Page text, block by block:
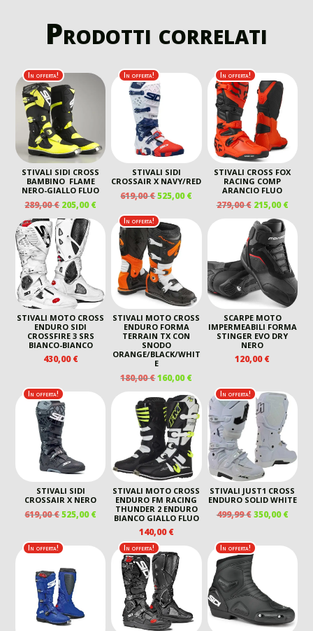
Prodotti correlati
In offerta!
STIVALI SIDI CROSS
BAMBINO FLAME
NERO-GIALLO FLUO
289,00€ IL
PREZZO
ORIGINALE
ERA:
289,00 €.
205,00€IL
PREZZO
ATTUALE
205,00 €.
In offerta!
STIVALI SIDI
CROSSAIR X NAVY/RED
619,00€IL
ORIGINALE
ERA:
619,00 €.
525,00€IL
PREZZO
ATTUALE
In offerta!
STIVALI CROSS FOX
RACING COMP
ARANCIO FLUO
279,00€ IL
PREZZO
ORIGINALE
ERA:
279,00 €.
215,00€IL
STIVALI MOTO CROSS
ENDURO SIDI
CROSSFIRE 3 SRS
BIANCO-BIANCO
430,00€
In offerta!
STIVALI MOTO CROSS
ENDURO FORMA
TERRAIN TX CON
SNODO
ORANGE/BLACK/WHIT
E
180,00€IL
PREZZO
ORIGINALE
ERA:
180,00 €.
160,00€IL
PREZZO
ATTUALE
È:
160,00 €.
SCARPE MOTO
IMPERMEABILI FORMA
STINGER EVO DRY
NERO
120,00€
In offerta!
STIVALI SIDI
CROSSAIR X NERO
619,00€IL
ERA:
525,00€IL
ATTUALE
È:
525,00 €.
STIVALI MOTO CROSS
ENDURO FM RACING
THUNDER 2 ENDURO
BIANCO GIALLO FLUO
140,00€
In offerta!
STIVALI JUST1 CROSS
ENDURO SOLID WHITE
499,99€ IL
ERA:
499,99 €.
350,00€IL
È:
In offerta! In offerta! In offerta!